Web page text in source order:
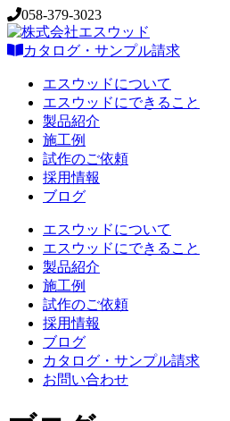
058-379-3023
カタログ・サンプル請求
エスウッドについて
エスウッドにできること
製品紹介
施工例
試作のご依頼
採用情報
ブログ
エスウッドについて
エスウッドにできること
製品紹介
施工例
試作のご依頼
採用情報
ブログ
カタログ・サンプル請求
お問い合わせ